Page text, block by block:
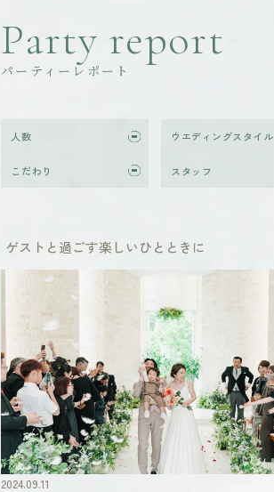
Party report
パーティーレポート
人数 ウエディングスタイル
こだわり スタッフ
ゲストと過ごす楽しいひとときに
2024.09.11